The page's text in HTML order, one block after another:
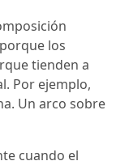
los
tienden a
Por ejemplo,
Un arco sobre
cuando el